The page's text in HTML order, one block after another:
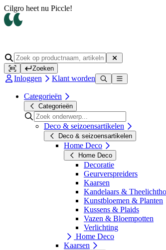
Cilgro heet nu Piccle!
Zoeken
Inloggen Klant worden
Categorieën
Categorieën
Deco & seizoensartikelen
Deco & seizoensartikelen
Home Deco
Home Deco
Decoratie
Geurverspreiders
Kaarsen
Kandelaars &
Kunstbloemen & Planten
Kussens & Plaids
Vazen & Bloempotten
Verlichting
Home Deco
Kaarsen